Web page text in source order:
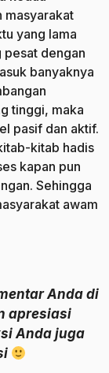
masyarakat
yang lama
dengan
banyaknya
tinggi, maka
pasif dan aktif.
kitab hadis
kapan pun
Sehingga
awam
Anda di
apresiasi
Anda juga